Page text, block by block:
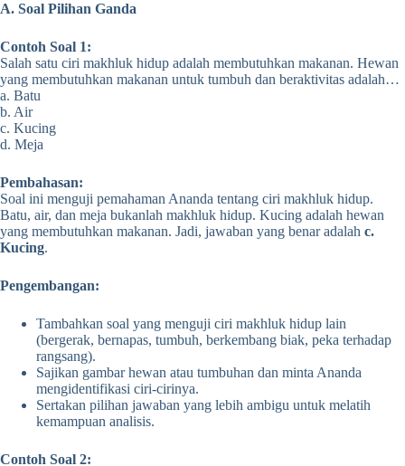
A. Soal Pilihan Ganda
Contoh Soal 1:
Salah satu ciri makhluk hidup adalah membutuhkan makanan. Hewan
yang membutuhkan makanan untuk tumbuh dan beraktivitas adalah…
a. Batu
b. Air
c. Kucing
d. Meja
Pembahasan:
Soal ini menguji pemahaman Ananda tentang ciri makhluk hidup.
Batu, air, dan meja bukanlah makhluk hidup. Kucing adalah hewan
yang membutuhkan makanan. Jadi, jawaban yang benar adalah c.
Kucing.
Pengembangan:
Tambahkan soal yang menguji ciri makhluk hidup lain
(bergerak, bernapas, tumbuh, berkembang biak, peka terhadap
rangsang).
Sajikan gambar hewan atau tumbuhan dan minta Ananda
mengidentifikasi ciri-cirinya.
Sertakan pilihan jawaban yang lebih ambigu untuk melatih
kemampuan analisis.
Contoh Soal 2: